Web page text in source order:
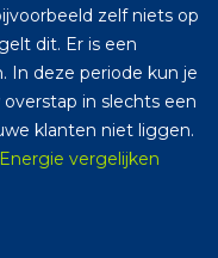
zelf niets op
dit. Er is een
In deze periode kun je
in slechts een
klanten niet liggen.
Energie vergelijken